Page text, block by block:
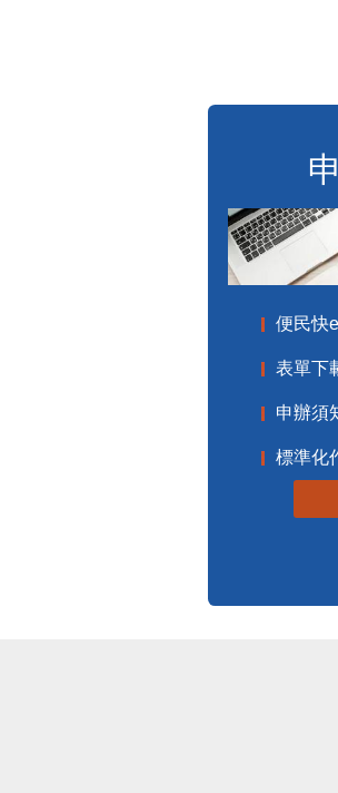
便民快
表單下
申辦須
標準化